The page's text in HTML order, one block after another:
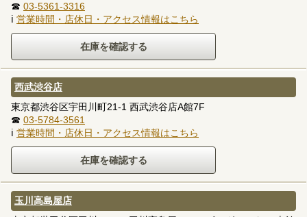
☎ 03-5361-3316
ℹ 営業時間・店休日・アクセス情報はこちら
西武渋谷店
東京都渋谷区宇田川町21-1 西武渋谷店A館7F
☎ 03-5784-3561
ℹ 営業時間・店休日・アクセス情報はこちら
玉川高島屋店